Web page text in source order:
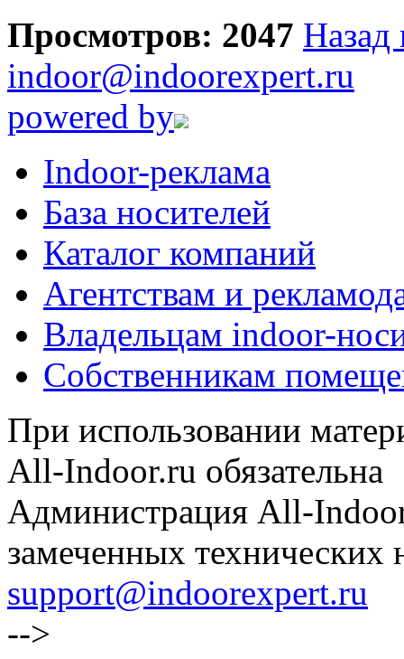
Просмотров: 2047 Назад
indoor@indoorexpert.ru
powered by
Indoor-реклама
База носителей
Каталог компаний
Агентствам и
Владельцам indoor-
Собственникам
При использовании
All-Indoor.ru обязательна
Администрация All-
замеченных технических
support@indoorexpert.ru
-->